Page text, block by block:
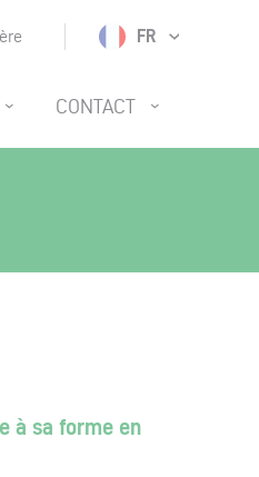
CONTACT
FR
à sa forme en